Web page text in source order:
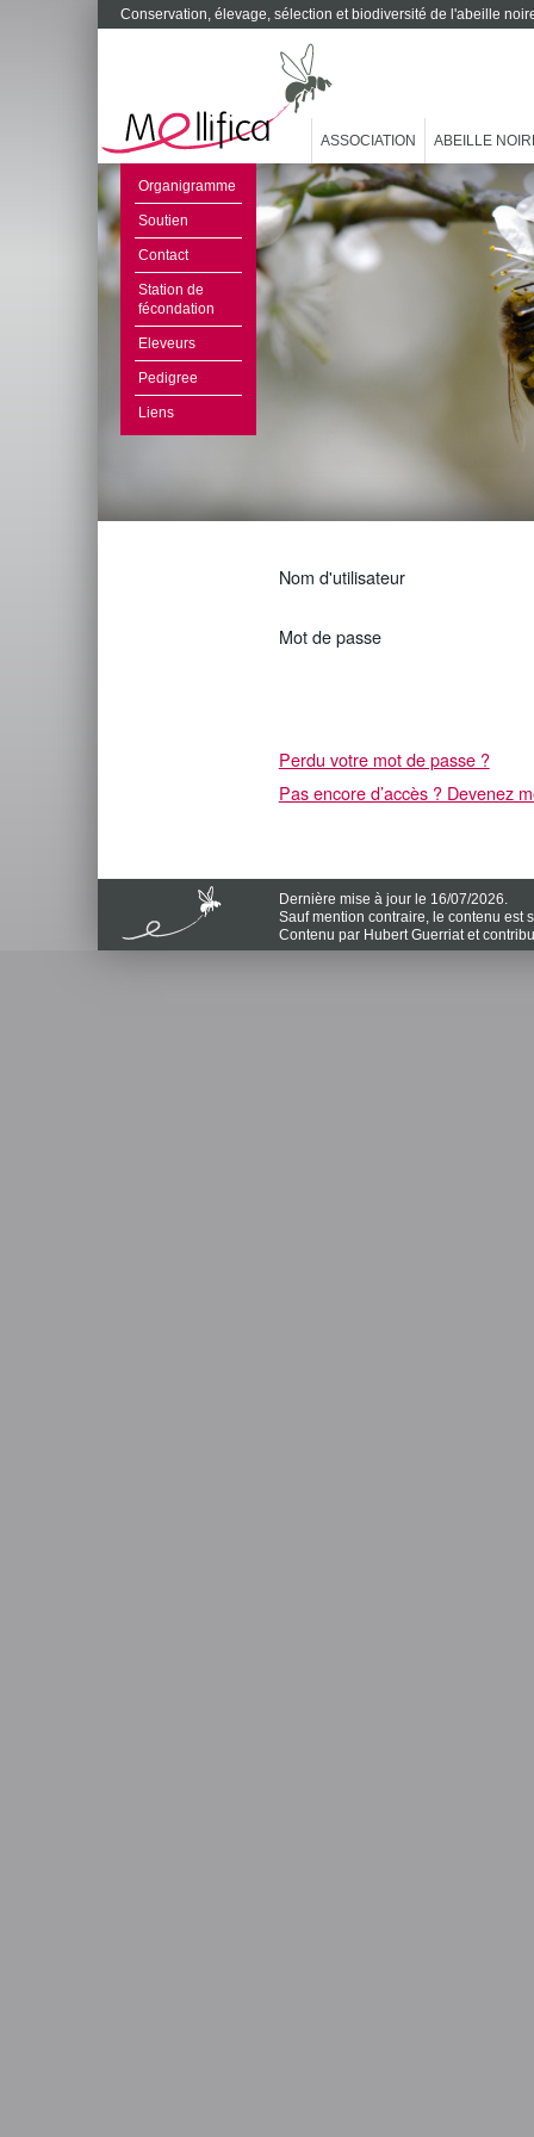
Conservation, élevage, sélection et biodiversité de l'abeille
ASSOCIATION ABEILLE
Organigramme
Soutien
Contact
Station de
fécondation
Eleveurs
Pedigree
Liens
Nom d'utilisateur
Mot de passe
Perdu votre mot de passe ?
Pas encore d’accès ? Devenez
Dernière mise à jour le 16/07/2026.
Sauf mention contraire, le contenu est
Contenu par Hubert Guerriat et